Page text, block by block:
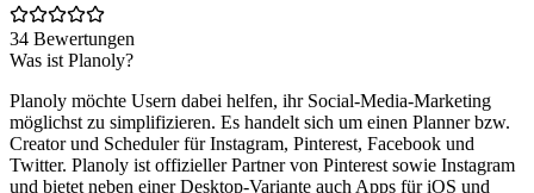
34 Bewertungen
Was ist Planoly?
Planoly möchte Usern dabei helfen, ihr Social-Media-Marketing
möglichst zu simplifizieren. Es handelt sich um einen Planner bzw.
Creator und Scheduler für Instagram, Pinterest, Facebook und
Twitter. Planoly ist offizieller Partner von Pinterest sowie Instagram
und bietet neben einer Desktop-Variante auch Apps für iOS und